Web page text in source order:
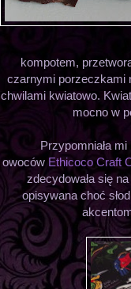
kompotem,
czarnymi porzeczkami
chwilami kwiatowo.
mocno w
Przypomniała
owoców Ethicoco Craft
zdecydowała się
opisywana choć